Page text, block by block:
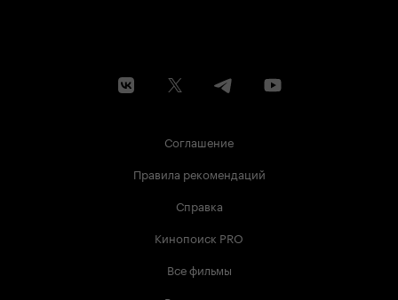
Соглашение
Правила рекомендаций
Справка
Кинопоиск PRO
Все фильмы